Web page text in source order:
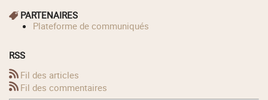
PARTENAIRES
Plateforme de communiqués
RSS
Fil des articles
Fil des commentaires